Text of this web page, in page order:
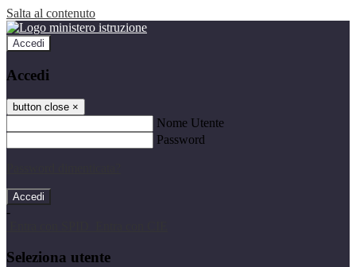
Salta al contenuto
Accedi
Accedi
button close ×
Nome Utente
Password
-
Seleziona utente